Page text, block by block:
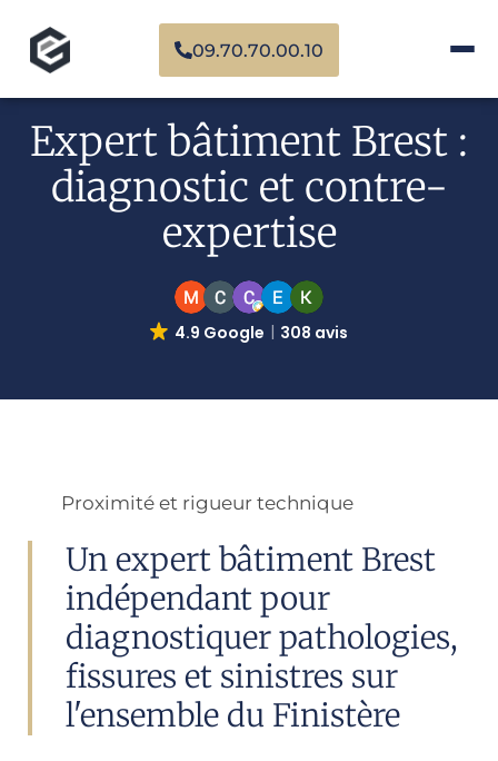
09.70.70.00.10
Expert bâtiment Brest :
diagnostic et contre-
expertise
4.9 Google 308 avis
Proximité et rigueur technique
Un expert bâtiment Brest
indépendant pour
diagnostiquer pathologies,
fissures et sinistres sur
l'ensemble du Finistère